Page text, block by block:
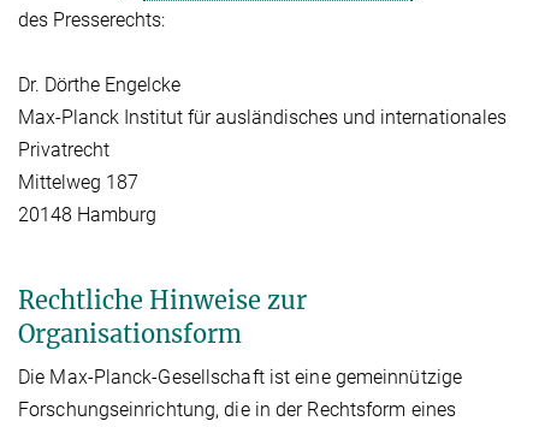
des Presserechts:
Dr. Dörthe Engelcke
Max-Planck Institut für ausländisches und internationales
Privatrecht
Mittelweg 187
20148 Hamburg
Rechtliche Hinweise zur
Organisationsform
Die Max-Planck-Gesellschaft ist eine gemeinnützige
Forschungseinrichtung, die in der Rechtsform eines